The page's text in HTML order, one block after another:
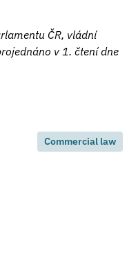
ČR, vládní
v 1. čtení dne
Commercial law